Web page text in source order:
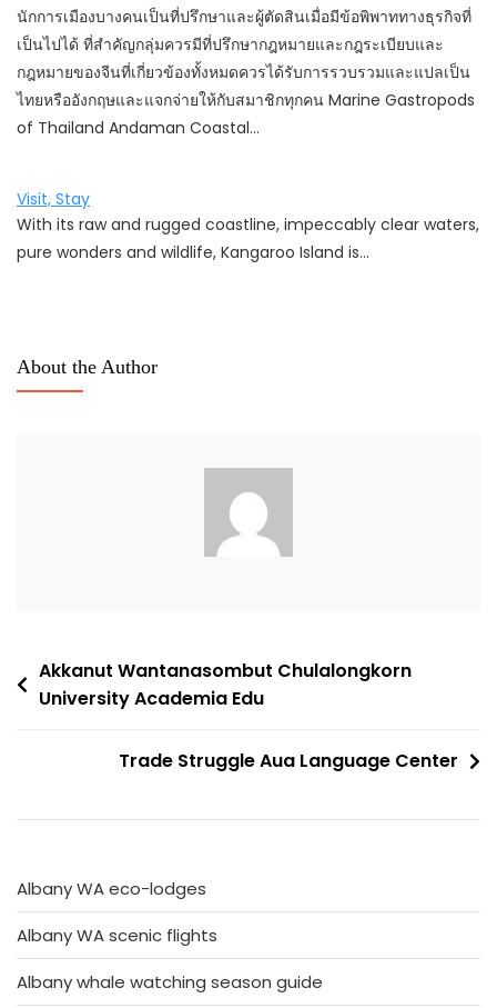
นักการเมืองบางคนเป็นที่ปรึกษาและผู้ตัดสินเมื่อมีข้อพิพาททางธุรกิจที่
เป็นไปได้ ที่สำคัญกลุ่มควรมีที่ปรึกษากฎหมายและกฎระเบียบและ
กฎหมายของจีนที่เกี่ยวข้องทั้งหมดควรได้รับการรวบรวมและแปลเป็น
ไทยหรืออังกฤษและแจกจ่ายให้กับสมาชิกทุกคน Marine Gastropods
of Thailand Andaman Coastal…
Visit, Stay
With its raw and rugged coastline, impeccably clear waters,
pure wonders and wildlife, Kangaroo Island is…
About the Author
Post
navigation
Akkanut Wantanasombut Chulalongkorn
University Academia Edu
Trade Struggle Aua Language Center
Albany WA eco-lodges
Albany WA scenic flights
Albany whale watching season guide